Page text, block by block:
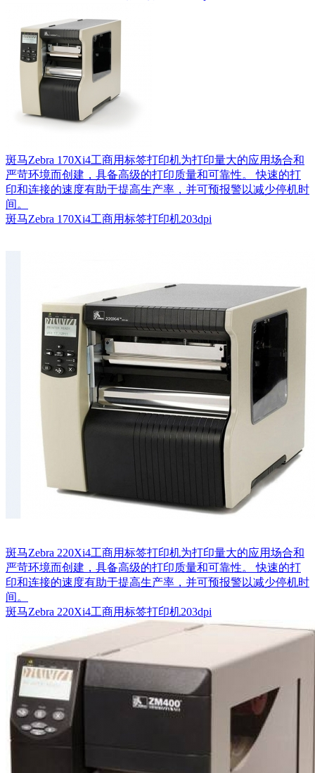
斑马Zebra 170Xi4工商用标签打印机为打印量大的应用场合和
严苛环境而创建，具备高级的打印质量和可靠性。 快速的打
印和连接的速度有助于提高生产率，并可预报警以减少停机时
间。
斑马Zebra 170Xi4工商用标签打印机203dpi
斑马Zebra 220Xi4工商用标签打印机为打印量大的应用场合和
严苛环境而创建，具备高级的打印质量和可靠性。 快速的打
印和连接的速度有助于提高生产率，并可预报警以减少停机时
间。
斑马Zebra 220Xi4工商用标签打印机203dpi